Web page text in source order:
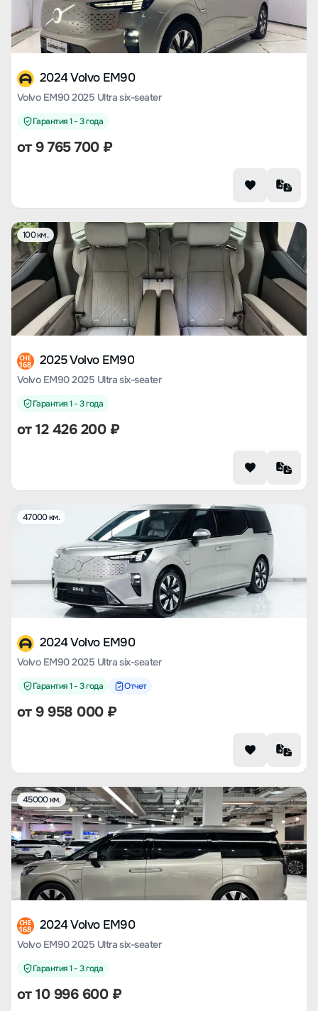
2024 Volvo EM90
Volvo EM90 2025 Ultra six-seater
Гарантия 1 - 3 года
от9 765 700₽
100 км.
CHE
168 2025 Volvo EM90
Volvo EM90 2025 Ultra six-seater
Гарантия 1 - 3 года
от12 426 200₽
47000 км.
2024 Volvo EM90
Volvo EM90 2025 Ultra six-seater
Гарантия 1 - 3 года Отчет
от9 958 000₽
45000 км.
CHE
168 2024 Volvo EM90
Volvo EM90 2025 Ultra six-seater
Гарантия 1 - 3 года
от10 996 600₽